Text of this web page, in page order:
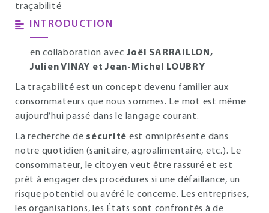
traçabilité
INTRODUCTION
en collaboration avec Joël SARRAILLON,
Julien VINAY et Jean-Michel LOUBRY
La traçabilité est un concept devenu familier aux
consommateurs que nous sommes. Le mot est même
aujourd’hui passé dans le langage courant.
La recherche de sécurité est omniprésente dans
notre quotidien (sanitaire, agroalimentaire, etc.). Le
consommateur, le citoyen veut être rassuré et est
prêt à engager des procédures si une défaillance, un
risque potentiel ou avéré le concerne. Les entreprises,
les organisations, les États sont confrontés à de